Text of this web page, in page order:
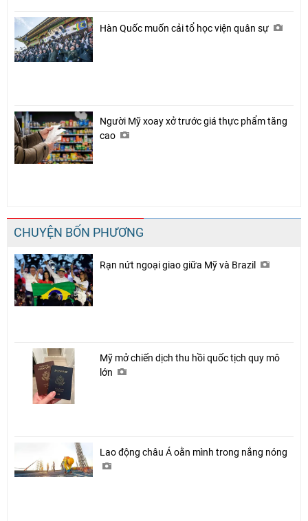
Hàn Quốc muốn cải tổ học viện quân sự
Người Mỹ xoay xở trước giá thực phẩm tăng
cao
CHUYỆN BỐN PHƯƠNG
Rạn nứt ngoại giao giữa Mỹ và Brazil
Mỹ mở chiến dịch thu hồi quốc tịch quy mô
lớn
Lao động châu Á oằn mình trong nắng nóng